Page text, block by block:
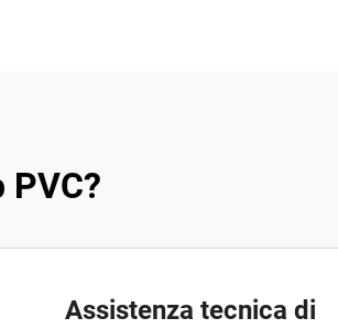
Assistenza tecnica di